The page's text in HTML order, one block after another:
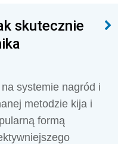
skutecznie
systemie nagród i
metodzie kija i
formą